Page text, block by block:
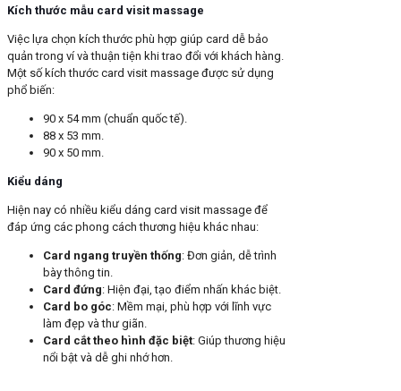
Kích thước mẫu card visit massage
Việc lựa chọn kích thước phù hợp giúp card dễ bảo
quản trong ví và thuận tiện khi trao đổi với khách hàng.
Một số kích thước card visit massage được sử dụng
phổ biến:
90 x 54 mm (chuẩn quốc tế).
88 x 53 mm.
90 x 50 mm.
Kiểu dáng
Hiện nay có nhiều kiểu dáng card visit massage để
đáp ứng các phong cách thương hiệu khác nhau:
Card ngang truyền thống: Đơn giản, dễ trình
bày thông tin.
Card đứng: Hiện đại, tạo điểm nhấn khác biệt.
Card bo góc: Mềm mại, phù hợp với lĩnh vực
làm đẹp và thư giãn.
Card cắt theo hình đặc biệt: Giúp thương hiệu
nổi bật và dễ ghi nhớ hơn.